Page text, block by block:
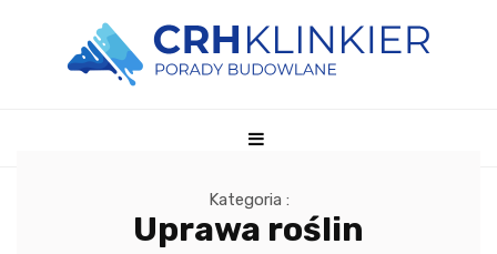
Kategoria :
Uprawa roślin